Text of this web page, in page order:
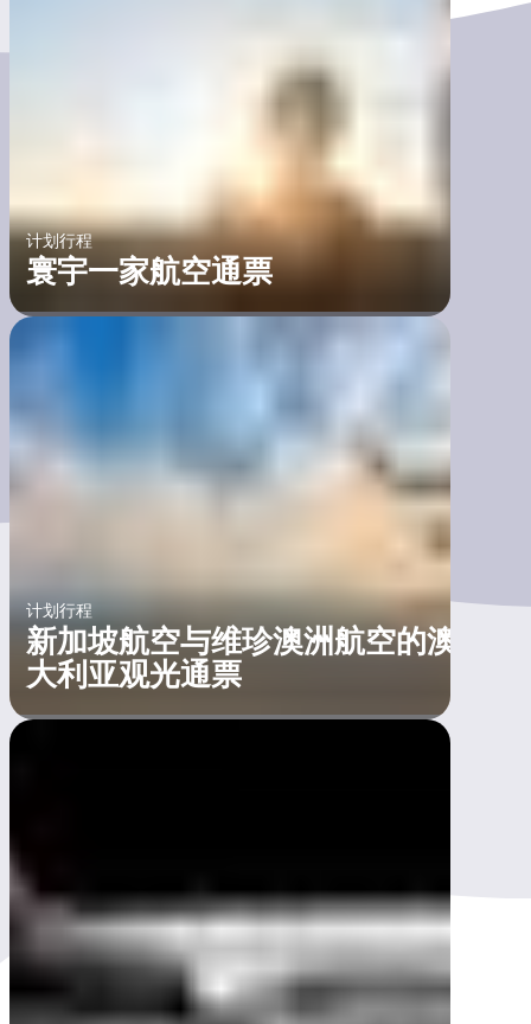
计划行程
寰宇一家航空通票
计划行程
新加坡航空与维珍澳洲航空的澳
大利亚观光通票